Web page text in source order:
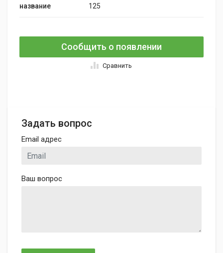
название
125
Сообщить о появлении
Сравнить
Задать вопрос
Email адрес
Ваш вопрос